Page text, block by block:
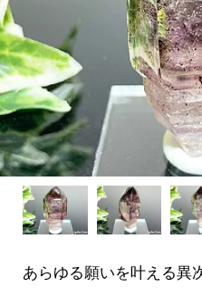
あらゆる願いを叶える異